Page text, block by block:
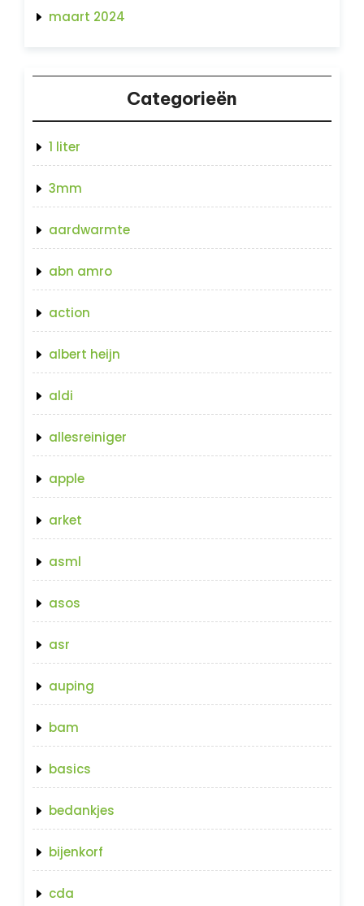
maart 2024
Categorieën
1 liter
3mm
aardwarmte
abn amro
action
albert heijn
aldi
allesreiniger
apple
arket
asml
asos
asr
auping
bam
basics
bedankjes
bijenkorf
cda